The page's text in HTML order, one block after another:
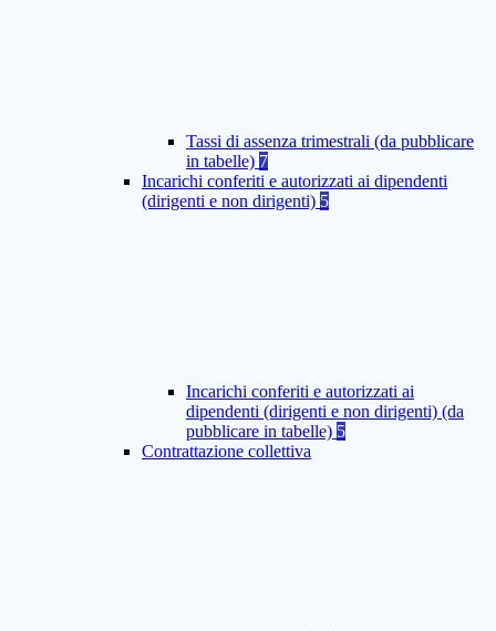
Tassi di assenza trimestrali (da pubblicare
in tabelle) 7
Incarichi conferiti e autorizzati ai dipendenti
(dirigenti e non dirigenti) 5
Incarichi conferiti e autorizzati ai
dipendenti (dirigenti e non dirigenti) (da
pubblicare in tabelle) 5
Contrattazione collettiva